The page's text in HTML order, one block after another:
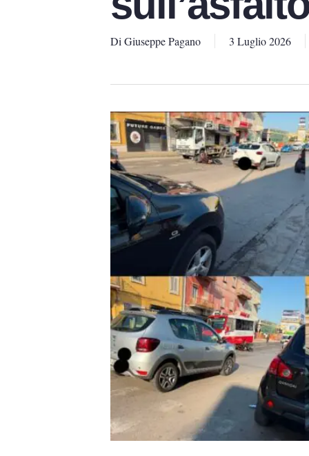
Di Giuseppe Pagano 3 Luglio 2026